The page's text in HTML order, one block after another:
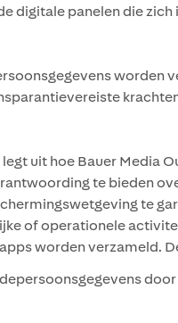
digitale panelen die
worden
uit hoe Bauer Media
te bieden
te
of operationele
worden verzameld.
door